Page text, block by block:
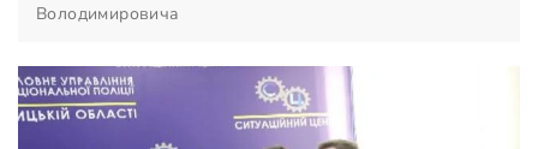
Володимировича